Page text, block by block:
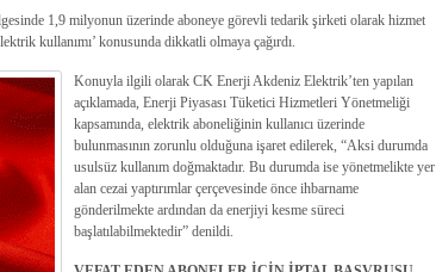
1,9 milyonun üzerinde aboneye görevli tedarik şirketi olarak hizmet
kullanımı’ konusunda dikkatli olmaya çağırdı.
Konuyla ilgili olarak CK Enerji Akdeniz Elektrik’ten yapılan
açıklamada, Enerji Piyasası Tüketici Hizmetleri Yönetmeliği
kapsamında, elektrik aboneliğinin kullanıcı üzerinde
bulunmasının zorunlu olduğuna işaret edilerek, “Aksi durumda
usulsüz kullanım doğmaktadır. Bu durumda ise yönetmelikte yer
alan cezai yaptırımlar çerçevesinde önce ihbarname
gönderilmekte ardından da enerjiyi kesme süreci
başlatılabilmektedir” denildi.